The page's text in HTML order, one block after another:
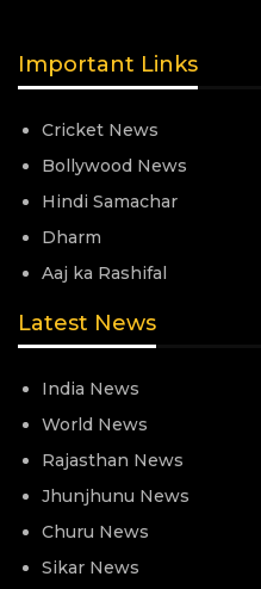
Important Links
Cricket News
Bollywood News
Hindi Samachar
Dharm
Aaj ka Rashifal
Latest News
India News
World News
Rajasthan News
Jhunjhunu News
Churu News
Sikar News